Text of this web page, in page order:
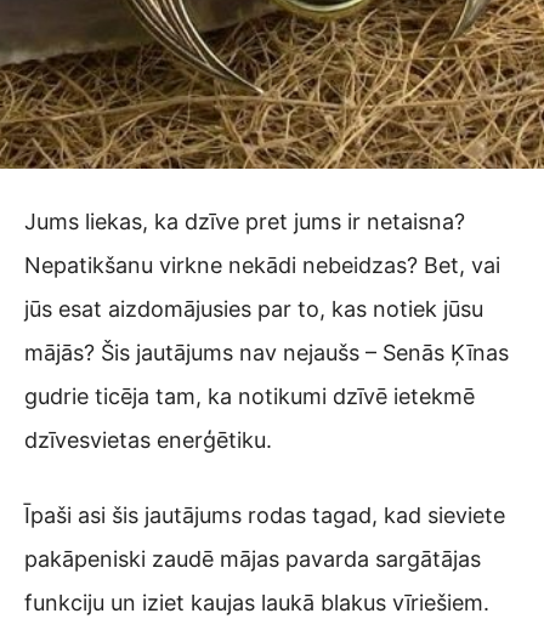
Jums liekas, ka dzīve pret jums ir netaisna?
Nepatikšanu virkne nekādi nebeidzas? Bet, vai
jūs esat aizdomājusies par to, kas notiek jūsu
mājās? Šis jautājums nav nejaušs – Senās Ķīnas
gudrie ticēja tam, ka notikumi dzīvē ietekmē
dzīvesvietas enerģētiku.
Īpaši asi šis jautājums rodas tagad, kad sieviete
pakāpeniski zaudē mājas pavarda sargātājas
funkciju un iziet kaujas laukā blakus vīriešiem.